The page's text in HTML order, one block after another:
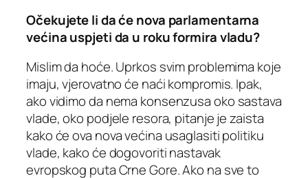
Očekujete li da će nova parlamentarna
većina uspjeti da u roku formira vladu?
Mislim da hoće. Uprkos svim problemima koje
imaju, vjerovatno će naći kompromis. Ipak,
ako vidimo da nema konsenzusa oko sastava
vlade, oko podjele resora, pitanje je zaista
kako će ova nova većina usaglasiti politiku
vlade, kako će dogovoriti nastavak
evropskog puta Crne Gore. Ako na sve to